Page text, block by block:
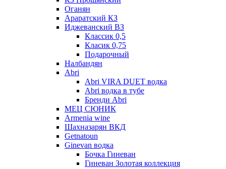
Оганян
Араратский КЗ
Иджеванский ВЗ
Классик 0,5
Класик 0,75
Подарочный
Налбандян
Abri
Abri VIRA DUET водка
Abri водка в тубе
Бренди Abri
МЕЦ СЮНИК
Armenia wine
Шахназарян ВКД
Getnatoun
Ginevan водка
Бочка Гиневан
Гиневан Золотая коллекция